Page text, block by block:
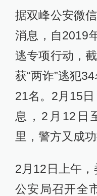
据双峰公安微
消息，自2019
逃专项行动，
获“两诈”逃犯
21名。2月15
息，2月12日
里，警方又成功
2月12日上午
公安局召开全